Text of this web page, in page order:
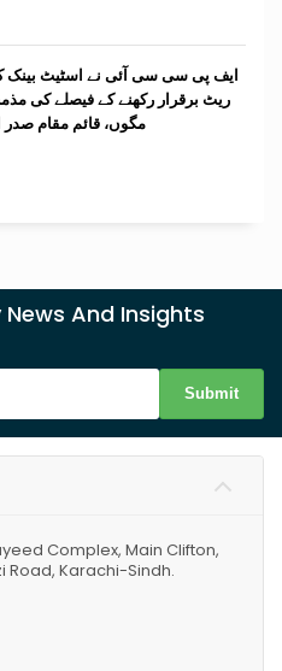
ایف پی سی سی آئی نے اسٹیٹ
ریٹ برقرار رکھنے کے فیصلے کی
مگوں، قائم مقام
And Insights
Submit
Complex, Main Clifton,
Road, Karachi-Sindh.